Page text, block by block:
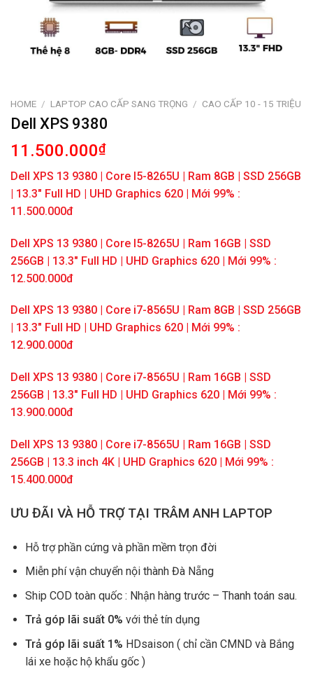
HOME / LAPTOP CAO CẤP SANG TRỌNG / CAO CẤP 10 - 15 TRIỆU
Dell XPS 9380
11.500.000₫
Dell XPS 13 9380 | Core I5-8265U | Ram 8GB | SSD 256GB
| 13.3″ Full HD | UHD Graphics 620 | Mới 99% :
11.500.000đ
Dell XPS 13 9380 | Core I5-8265U | Ram 16GB | SSD
256GB | 13.3″ Full HD | UHD Graphics 620 | Mới 99% :
12.500.000đ
Dell XPS 13 9380 | Core i7-8565U | Ram 8GB | SSD 256GB
| 13.3″ Full HD | UHD Graphics 620 | Mới 99% :
12.900.000đ
Dell XPS 13 9380 | Core i7-8565U | Ram 16GB | SSD
256GB | 13.3″ Full HD | UHD Graphics 620 | Mới 99% :
13.900.000đ
Dell XPS 13 9380 | Core i7-8565U | Ram 16GB | SSD
256GB | 13.3 inch 4K | UHD Graphics 620 | Mới 99% :
15.400.000đ
ƯU ĐÃI VÀ HỖ TRỢ TẠI TRÂM ANH LAPTOP
Hỗ trợ phần cứng và phần mềm trọn đời
Miễn phí vận chuyển nội thành Đà Nẵng
Ship COD toàn quốc : Nhận hàng trước – Thanh toán sau.
Trả góp lãi suất 0% với thẻ tín dụng
Trả góp lãi suất 1% HDsaison ( chỉ cần CMND và Bắng
lái xe hoặc hộ khẩu gốc )